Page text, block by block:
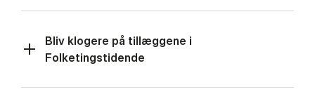
Bliv klogere på tillæggene i
Folketingstidende